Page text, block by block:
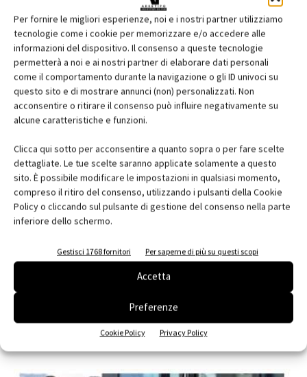
Per fornire le migliori esperienze, noi e i nostri partner utilizziamo
tecnologie come i cookie per memorizzare e/o accedere alle
informazioni del dispositivo. Il consenso a queste tecnologie
permetterà a noi e ai nostri partner di elaborare dati personali
come il comportamento durante la navigazione o gli ID univoci su
questo sito e di mostrare annunci (non) personalizzati. Non
acconsentire o ritirare il consenso può influire negativamente su
alcune caratteristiche e funzioni.
Clicca qui sotto per acconsentire a quanto sopra o per fare scelte
dettagliate. Le tue scelte saranno applicate solamente a questo
sito. È possibile modificare le impostazioni in qualsiasi momento,
compreso il ritiro del consenso, utilizzando i pulsanti della Cookie
Policy o cliccando sul pulsante di gestione del consenso nella parte
inferiore dello schermo.
Gestisci 1768 fornitori Per saperne di più su questi scopi
Accetta
Preferenze
Cookie Policy Privacy Policy
Viessmann: tre nuove soluzioni per
l’efficienza energetica
Colonnine di ricarica per auto elettriche EVE
MINI by Viessmann